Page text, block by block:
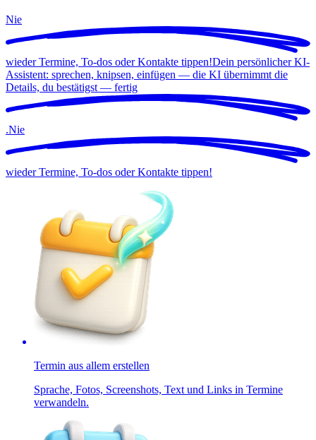
Nie
wieder Termine, To-dos oder Kontakte tippen!Dein persönlicher KI-
Assistent: sprechen, knipsen, einfügen — die KI übernimmt die
Details, du bestätigst — fertig
.Nie
wieder Termine, To-dos oder Kontakte tippen!
Termin aus allem erstellen
Sprache, Fotos, Screenshots, Text und Links in Termine
verwandeln.